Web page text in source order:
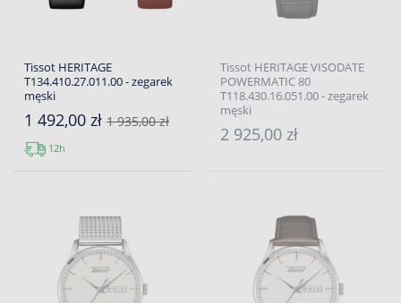
Tissot HERITAGE
T134.410.27.011.00 - zegarek
męski
1 492,00 zł 1 935,00 zł
12h
Tissot HERITAGE VISODATE
POWERMATIC 80
T118.430.16.051.00 - zegarek
męski
2 925,00 zł